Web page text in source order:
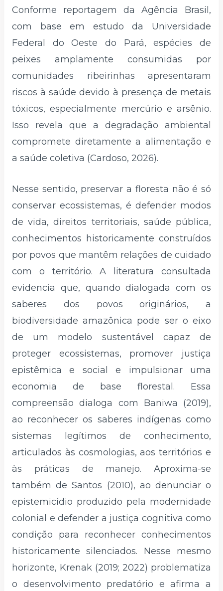
Conforme reportagem da Agência Brasil,
com base em estudo da Universidade
Federal do Oeste do Pará, espécies de
peixes amplamente consumidas por
comunidades ribeirinhas apresentaram
riscos à saúde devido à presença de metais
tóxicos, especialmente mercúrio e arsênio.
Isso revela que a degradação ambiental
compromete diretamente a alimentação e
a saúde coletiva (Cardoso, 2026).
Nesse sentido, preservar a floresta não é só
conservar ecossistemas, é defender modos
de vida, direitos territoriais, saúde pública,
conhecimentos historicamente construídos
por povos que mantêm relações de cuidado
com o território. A literatura consultada
evidencia que, quando dialogada com os
saberes dos povos originários, a
biodiversidade amazônica pode ser o eixo
de um modelo sustentável capaz de
proteger ecossistemas, promover justiça
epistêmica e social e impulsionar uma
economia de base florestal. Essa
compreensão dialoga com Baniwa (2019),
ao reconhecer os saberes indígenas como
sistemas legítimos de conhecimento,
articulados às cosmologias, aos territórios e
às práticas de manejo. Aproxima-se
também de Santos (2010), ao denunciar o
epistemicídio produzido pela modernidade
colonial e defender a justiça cognitiva como
condição para reconhecer conhecimentos
historicamente silenciados. Nesse mesmo
horizonte, Krenak (2019; 2022) problematiza
o desenvolvimento predatório e afirma a